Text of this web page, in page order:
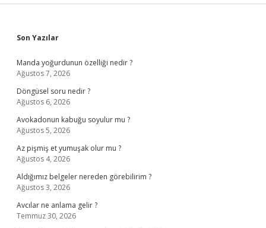
Sidebar
Son Yazılar
Manda yoğurdunun özelliği nedir ?
Ağustos 7, 2026
Döngüsel soru nedir ?
Ağustos 6, 2026
Avokadonun kabuğu soyulur mu ?
Ağustos 5, 2026
Az pişmiş et yumuşak olur mu ?
Ağustos 4, 2026
Aldığımız belgeler nereden görebilirim ?
Ağustos 3, 2026
Avcılar ne anlama gelir ?
Temmuz 30, 2026